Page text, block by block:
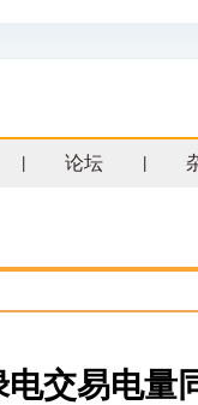
论坛
交易电量